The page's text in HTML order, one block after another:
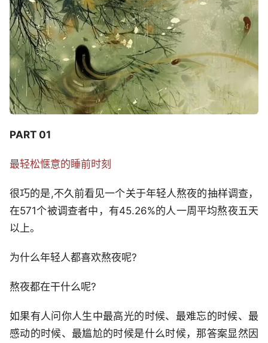
PART 01
最轻松惬意的睡前时刻
很巧的是,不久前看见一个关于年轻人熬夜的抽样调查，
在571个被调查者中，有45.26%的人一周平均熬夜五天
以上。
为什么年轻人都喜欢熬夜呢?
熬夜都在干什么呢?
如果有人问你人生中最高光的时候、最难忘的时候、最
感动的时候、最尴尬的时候是什么时候，那答案显然因